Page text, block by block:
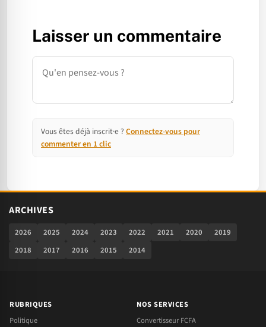
Laisser un commentaire
Commentaire
Vous êtes déjà inscrit·e ? Connectez-vous pour
commenter en 1 clic
ARCHIVES
2026 2025 2024 2023 2022 2021 2020
2019
2018
2017 2016 2015 2014
RUBRIQUES
Politique
NOS SERVICES
Convertisseur FCFA